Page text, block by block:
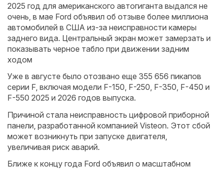
2025 год для американского автогиганта выдался не
очень, в мае Ford объявил об отзыве более миллиона
автомобилей в США из-за неисправности камеры
заднего вида. Центральный экран может замерзать и
показывать черное табло при движении задним
ходом
Уже в августе было отозвано еще 355 656 пикапов
серии F, включая модели F-150, F-250, F-350, F-450 и
F-550 2025 и 2026 годов выпуска.
Причиной стала неисправность цифровой приборной
панели, разработанной компанией Visteon. Этот сбой
может возникнуть при запуске двигателя,
увеличивая риск аварий.
Ближе к концу года Ford объявил о масштабном